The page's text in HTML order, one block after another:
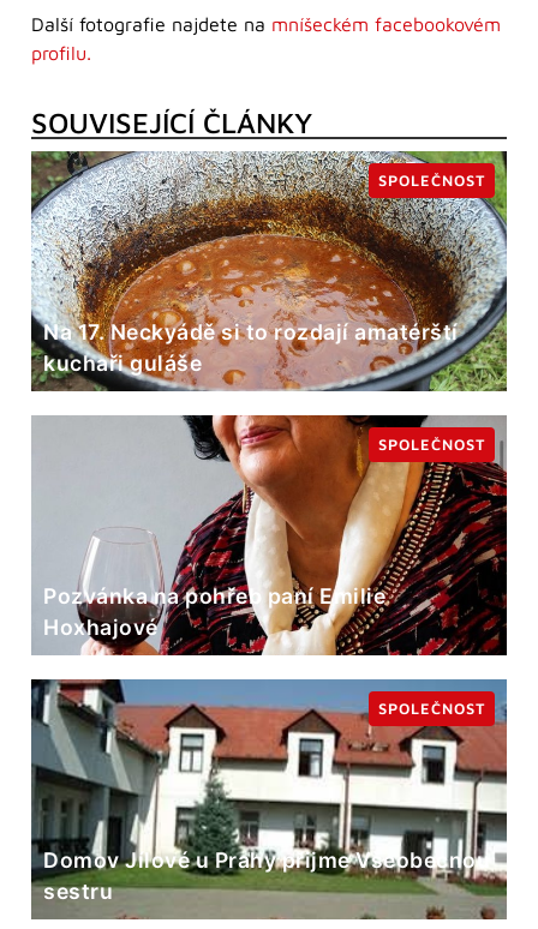
Další fotografie najdete na mníšeckém facebookovém
profilu.
SOUVISEJÍCÍ ČLÁNKY
Na 17. Neckyádě si to rozdají amatérští
kuchaři guláše
SPOLEČNOST
Pozvánka na pohřeb paní Emilie
Hoxhajové
SPOLEČNOST
Domov Jílové u Prahy přijme Všeobecnou
sestru
SPOLEČNOST